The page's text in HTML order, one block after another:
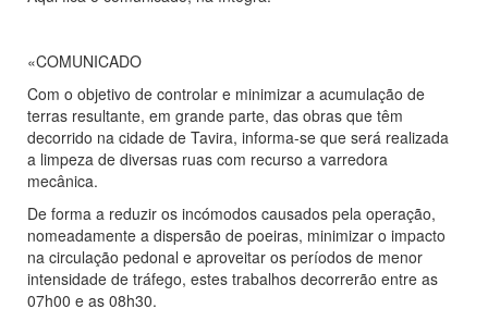
«COMUNICADO
Com o objetivo de controlar e minimizar a acumulação de
terras resultante, em grande parte, das obras que têm
decorrido na cidade de Tavira, informa-se que será realizada
a limpeza de diversas ruas com recurso a varredora
mecânica.
De forma a reduzir os incómodos causados pela operação,
nomeadamente a dispersão de poeiras, minimizar o impacto
na circulação pedonal e aproveitar os períodos de menor
intensidade de tráfego, estes trabalhos decorrerão entre as
07h00 e as 08h30.